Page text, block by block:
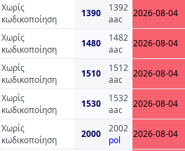
Χωρίς
κωδικοποίηση
1390
1392
aac
2026-08-04
Χωρίς
κωδικοποίηση
1480
1482
aac
2026-08-04
Χωρίς
κωδικοποίηση
1510
1512
aac
2026-08-04
Χωρίς
κωδικοποίηση
1530
1532
aac
2026-08-04
Χωρίς
κωδικοποίηση
2000
2002
pol
2026-08-04